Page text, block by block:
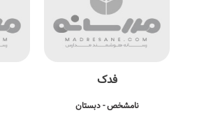
فدک
نامشخص - دبستان